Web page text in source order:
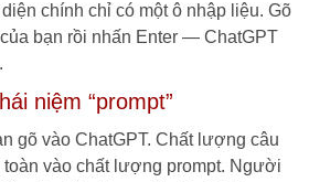
chính chỉ có một ô nhập liệu. Gõ
bạn rồi nhấn Enter — ChatGPT
niệm “prompt”
gõ vào ChatGPT. Chất lượng câu
vào chất lượng prompt. Người